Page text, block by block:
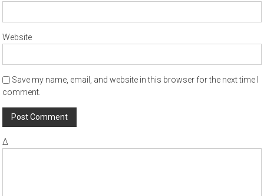
Website
Save my name, email, and website in this browser for the next time I
comment.
Δ